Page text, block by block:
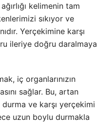
kelimenin tam
sıkıyor ve
Yerçekimine karşı
ileriye doğru daralmaya
iç organlarınızın
sağlar. Bu, artan
durma ve karşı yerçekimi
uzun boylu durmakla